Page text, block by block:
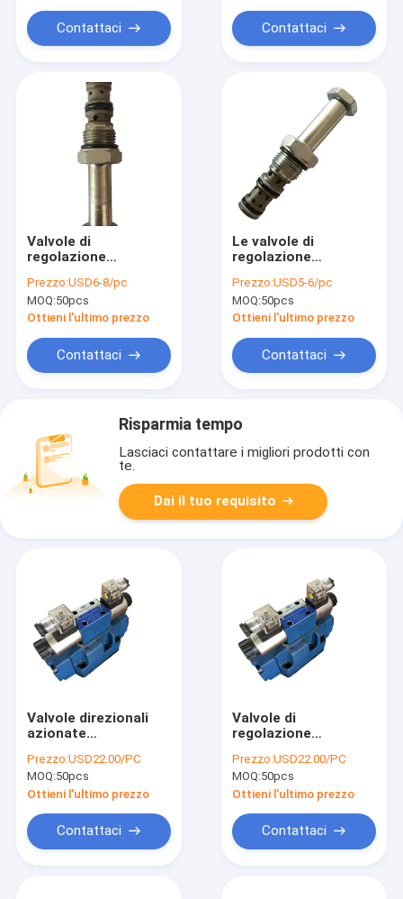
Contattaci Contattaci
Valvole di
regolazione
industriali dell'unità
motrice 250Bar con
CE
Prezzo:USD6-8/pc
MOQ:50pcs
Ottieni l'ultimo prezzo
Contattaci
Le valvole di
regolazione
durevoli/avvolgono la
valvola per i gruppi
idraulici
Prezzo:USD5-6/pc
MOQ:50pcs
Ottieni l'ultimo prezzo
Contattaci
Risparmia tempo
Lasciaci contattare i migliori prodotti con
te.
Dai il tuo requisito
Valvole direzionali
azionate
4WEH16J di serie di
WEH per il gruppo
idraulico di industria
Prezzo:USD22.00/PC
MOQ:50pcs
Ottieni l'ultimo prezzo
Contattaci
Valvole di
regolazione
di serie di WEH
elettro 4WEH16J per
l'unità motrice
Prezzo:USD22.00/PC
MOQ:50pcs
Ottieni l'ultimo prezzo
Contattaci